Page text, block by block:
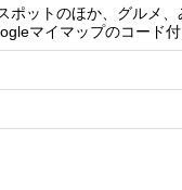
ポットのほか、グルメ
マイマップのコード